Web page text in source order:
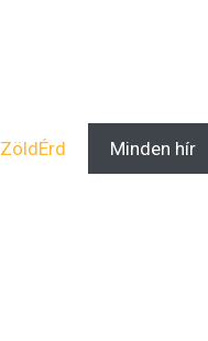
ZöldÉrd Minden hír